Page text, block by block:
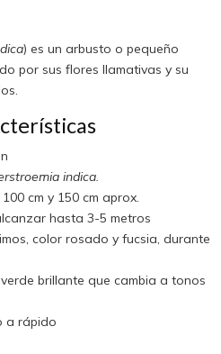
) es un arbusto o pequeño
por sus flores llamativas y su
indica.
100 cm y 150 cm aprox.
hasta 3-5 metros
color rosado y fucsia, durante
brillante que cambia a tonos
a rápido